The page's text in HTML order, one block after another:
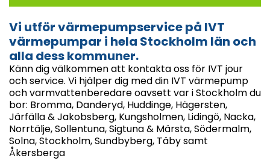
Vi utför värmepumpservice på IVT
värmepumpar i hela Stockholm län och
alla dess kommuner.
Känn dig välkommen att kontakta oss för IVT jour
och service. Vi hjälper dig med din IVT värmepump
och varmvattenberedare oavsett var i Stockholm du
bor: Bromma, Danderyd, Huddinge, Hägersten,
Järfälla & Jakobsberg, Kungsholmen, Lidingö, Nacka,
Norrtälje, Sollentuna, Sigtuna & Märsta, Södermalm,
Solna, Stockholm, Sundbyberg, Täby samt
Åkersberga